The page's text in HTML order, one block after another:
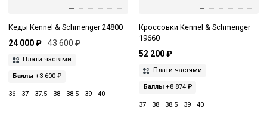
Кеды Kennel & Schmenger 24800
24 000 ₽ 43 600 ₽
Плати частями
Баллы +3 600 ₽
36 37 37.5 38 38.5 39 40
Кроссовки Kennel & Schmenger
19660
52 200 ₽
Плати частями
Баллы+8 874 ₽
37 38 38.5 39 40